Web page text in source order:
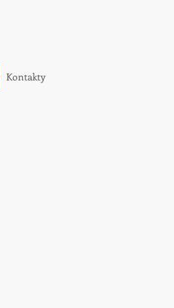
Kontakty